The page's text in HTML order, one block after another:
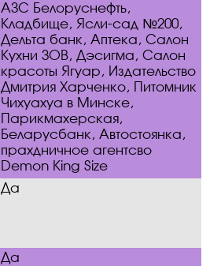
АЗС Белоруснефть,
Кладбище, Ясли-сад №200,
Дельта банк, Аптека, Салон
Кухни ЗОВ, Дэсигма, Салон
красоты Ягуар, Издательство
Дмитрия Харченко, Питомник
Чихуахуа в Минске,
Парикмахерская,
Беларусбанк, Автостоянка,
прахдничное агентсво
Demon King Size
Да
Да